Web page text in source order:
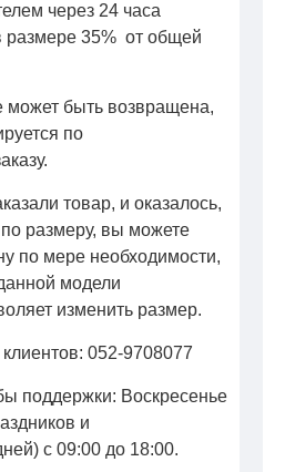
через 24 часа
размере 35% от общей
может быть возвращена,
по
товар, и оказалось,
размеру, вы можете
по мере необходимости,
модели
изменить размер.
052-9708077
поддержки: Воскресенье
и
с 09:00 до 18:00.